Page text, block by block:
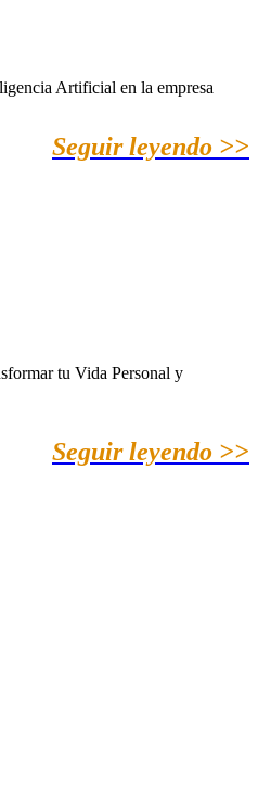
Artificial en la empresa
Seguir leyendo >>
tu Vida Personal y
Seguir leyendo >>